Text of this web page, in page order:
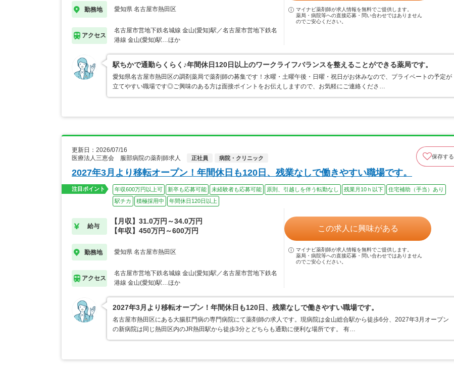
勤務地 愛知県 名古屋市熱田区
アクセス
名古屋市営地下鉄名城線 金山(愛知)駅／名古屋市営地下鉄名
港線 金山(愛知)駅…ほか
マイナビ薬剤師が求人情報を無料でご提供します。
薬局・病院等への直接応募・問い合わせではありません
のでご安心ください。
駅ちかで通勤らくらく♪年間休日120日以上のワークライフバランスを整えることができる薬局です。
愛知県名古屋市熱田区の調剤薬局で薬剤師の募集です！水曜・土曜午後・日曜・祝日がお休みなので、プライベートの予定が
立てやすい職場です◎ご興味のある方は面接ポイントをお伝えしますので、お気軽にご連絡くださ…
更新日：2026/07/16
医療法人三恵会 服部病院の薬剤師求人
正社員 病院・クリニック 保存する
2027年3月より移転オープン！年間休日も120日、残業なしで働きやすい職場です。
注目ポイント 年収600万円以上可 新卒も応募可能 未経験者も応募可能 原則、引越しを伴う転勤なし 残業月10ｈ以下
住宅補助（手当）あり
駅チカ
積極採用中 年間休日120日以上
給与
【月収】31.0万円～34.0万円
【年収】450万円～600万円
勤務地 愛知県 名古屋市熱田区
アクセス
名古屋市営地下鉄名城線 金山(愛知)駅／名古屋市営地下鉄名
港線 金山(愛知)駅…ほか
この求人に興味がある
マイナビ薬剤師が求人情報を無料でご提供します。
薬局・病院等への直接応募・問い合わせではありません
のでご安心ください。
2027年3月より移転オープン！年間休日も120日、残業なしで働きやすい職場です。
名古屋市熱田区にある大腸肛門病の専門病院にて薬剤師の求人です。現病院は金山総合駅から徒歩6分、2027年3月オープン
の新病院は同じ熱田区内のJR熱田駅から徒歩3分とどちらも通勤に便利な場所です。 有…